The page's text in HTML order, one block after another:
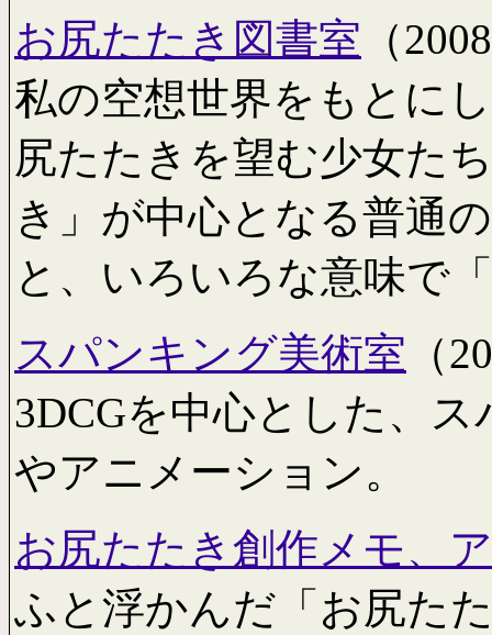
お尻たたき図書室 （
私の空想世界をもとに
尻たたきを望む少女た
き」が中心となる普通
と、いろいろな意味で
スパンキング美術室 （
3DCGを中心とした、
やアニメーション。
お尻たたき創作メモ、
ふと浮かんだ「お尻た